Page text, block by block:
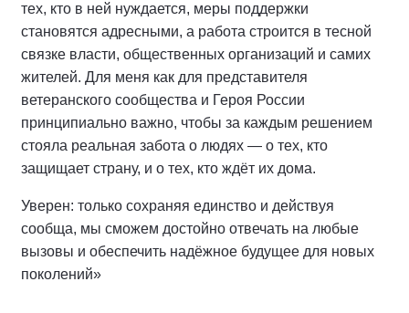
тех, кто в ней нуждается, меры поддержки
становятся адресными, а работа строится в тесной
связке власти, общественных организаций и самих
жителей. Для меня как для представителя
ветеранского сообщества и Героя России
принципиально важно, чтобы за каждым решением
стояла реальная забота о людях — о тех, кто
защищает страну, и о тех, кто ждёт их дома.
Уверен: только сохраняя единство и действуя
сообща, мы сможем достойно отвечать на любые
вызовы и обеспечить надёжное будущее для новых
поколений»